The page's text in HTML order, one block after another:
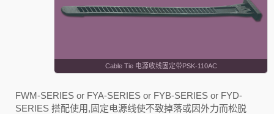
Cable Tie 电源收线固定带PSK-110AC
FWM-SERIES or FYA-SERIES or FYB-SERIES or FYD-
SERIES 搭配使用,固定电源线使不致掉落或因外力而松脱